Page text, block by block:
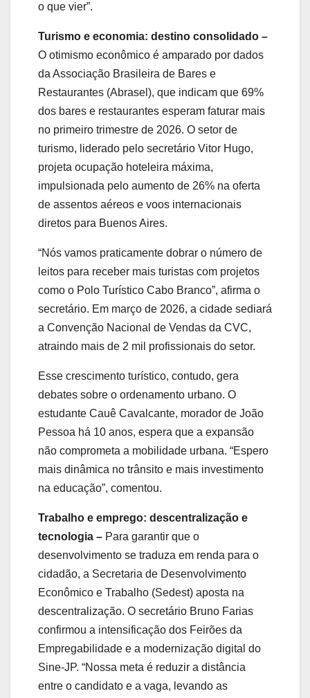
o que vier”.
Turismo e economia: destino consolidado –
O otimismo econômico é amparado por dados
da Associação Brasileira de Bares e
Restaurantes (Abrasel), que indicam que 69%
dos bares e restaurantes esperam faturar mais
no primeiro trimestre de 2026. O setor de
turismo, liderado pelo secretário Vitor Hugo,
projeta ocupação hoteleira máxima,
impulsionada pelo aumento de 26% na oferta
de assentos aéreos e voos internacionais
diretos para Buenos Aires.
“Nós vamos praticamente dobrar o número de
leitos para receber mais turistas com projetos
como o Polo Turístico Cabo Branco”, afirma o
secretário. Em março de 2026, a cidade sediará
a Convenção Nacional de Vendas da CVC,
atraindo mais de 2 mil profissionais do setor.
Esse crescimento turístico, contudo, gera
debates sobre o ordenamento urbano. O
estudante Cauê Cavalcante, morador de João
Pessoa há 10 anos, espera que a expansão
não comprometa a mobilidade urbana. “Espero
mais dinâmica no trânsito e mais investimento
na educação”, comentou.
Trabalho e emprego: descentralização e
tecnologia – Para garantir que o
desenvolvimento se traduza em renda para o
cidadão, a Secretaria de Desenvolvimento
Econômico e Trabalho (Sedest) aposta na
descentralização. O secretário Bruno Farias
confirmou a intensificação dos Feirões da
Empregabilidade e a modernização digital do
Sine-JP. “Nossa meta é reduzir a distância
entre o candidato e a vaga, levando as